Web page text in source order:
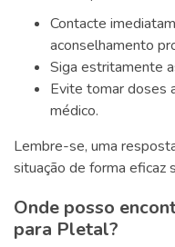
Contacte
aconselhamento
Siga estritamente
Evite tomar doses
médico.
Lembre-se, uma
situação de forma eficaz
Onde posso
para Pletal?